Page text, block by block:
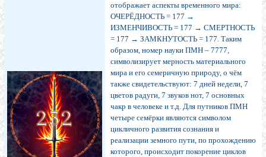
отображает аспекты временного мира:
ОЧЕРЁДНОСТЬ = 177 →
ИЗМЕНЧИВОСТЬ = 177 → СМЕРТНОСТЬ
= 177 → ЗАМКНУТОСТЬ = 177. Таким
образом, номер науки ПМН – 7777,
символизирует мерность материального
мира и его семеричную природу, о чём
также свидетельствуют: 7 дней недели, 7
цветов радуги, 7 звуков нот, 7 основных
чакр в человеке и т.д. Для путников ПМН
четыре семёрки являются символом
цикличного развития сознания и
реализации земного пути, по прохождению
которого, происходит покорение циклов